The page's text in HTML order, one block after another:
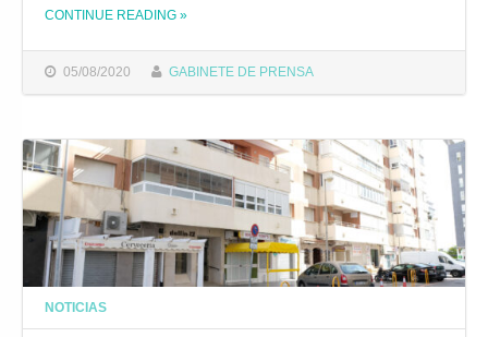
05/08/2020 GABINETE DE PRENSA
CONTINUE READING THE "LA XIX EDICIÓN DE LA RUTA DEL TAPEO SE CONVIERTE ESTE AÑO EN ‘LA FIESTA DEL REENCUENTRO’"
»
NOTICIAS